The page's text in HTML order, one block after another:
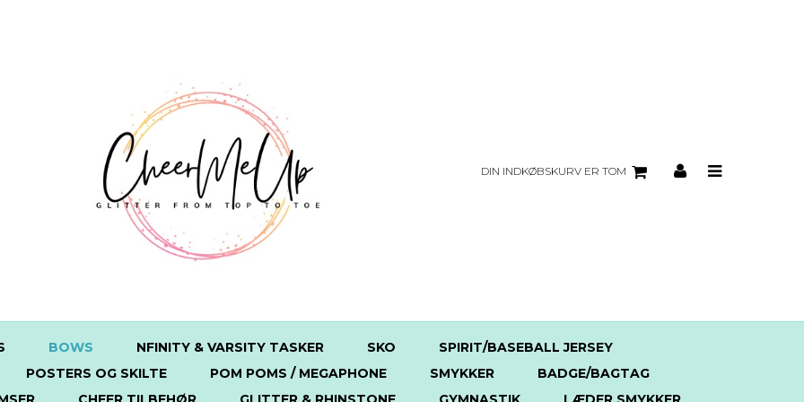
DIN INDKØBSKURV ER TOM
BOWS NFINITY & VARSITY TASKER SKO
SPIRIT/BASEBALL JERSEY
POSTERS OG SKILTE POM POMS / MEGAPHONE SMYKKER
BADGE/BAGTAG